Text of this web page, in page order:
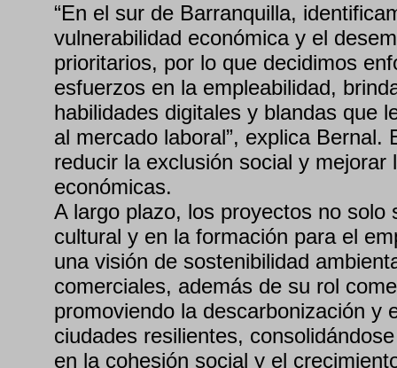
“En el sur de Barranquilla,
vulnerabilidad económica y el
prioritarios, por lo que decidimos
esfuerzos en la empleabilidad,
habilidades digitales y blandas que
al mercado laboral”, explica Bernal.
reducir la exclusión social y mejorar
económicas.
A largo plazo, los proyectos no solo
cultural y en la formación para el
una visión de sostenibilidad
comerciales, además de su rol
promoviendo la descarbonización y
ciudades resilientes,
en la cohesión social y el